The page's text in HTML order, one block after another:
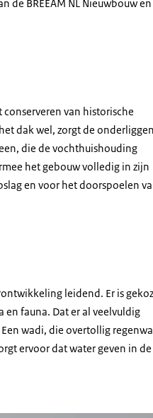
de BREEAM NL Nieuwbouw en
van historische
dak wel, zorgt de
die de vochthuishouding
het gebouw volledig in zijn
en voor het doorspoelen
leidend. Er is
fauna. Dat er al veelvuldig
wadi, die overtollig
ervoor dat water geven in de